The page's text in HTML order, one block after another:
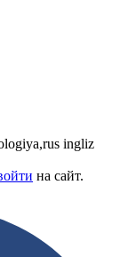
ingliz
на сайт.